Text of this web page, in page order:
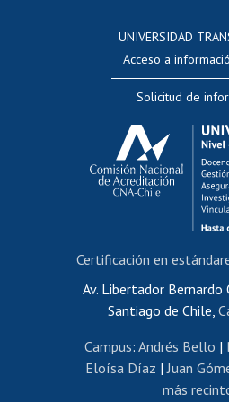
Evaluación
Calificación
Postulación al
Cursos internos de
Bienestar del
Portal de
Certificado de
Certificado de renta
Editar páginas
UNIVERSIDAD
Acceso a
Solicitud de
Av. Libertador Bernardo
Santiago de Chile,
Campus: Andrés Bello |
Eloísa Díaz |Juan
más
Certificación en